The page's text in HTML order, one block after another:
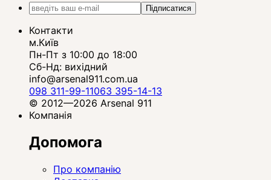
Підписатися
Контакти
м.Київ
Пн-Пт з 10:00 до 18:00
Сб-Нд: вихідний
info@arsenal911.com.ua
098 311-99-11063 395-14-13
© 2012—2026 Arsenal 911
Компанія
Допомога
Про компанію